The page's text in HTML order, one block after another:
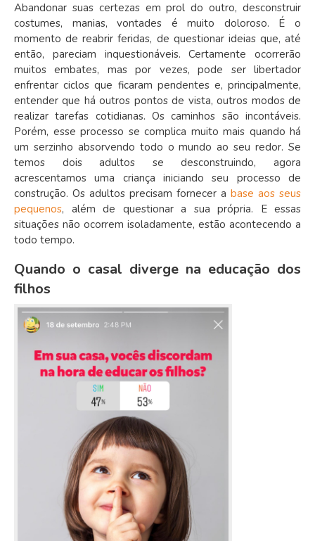
Abandonar suas certezas em prol do outro, desconstruir
costumes, manias, vontades é muito doloroso. É o
momento de reabrir feridas, de questionar ideias que, até
então, pareciam inquestionáveis. Certamente ocorrerão
muitos embates, mas por vezes, pode ser libertador
enfrentar ciclos que ficaram pendentes e, principalmente,
entender que há outros pontos de vista, outros modos de
realizar tarefas cotidianas. Os caminhos são incontáveis.
Porém, esse processo se complica muito mais quando há
um serzinho absorvendo todo o mundo ao seu redor. Se
temos dois adultos se desconstruindo, agora
acrescentamos uma criança iniciando seu processo de
construção. Os adultos precisam fornecer a base aos seus
pequenos, além de questionar a sua própria. E essas
situações não ocorrem isoladamente, estão acontecendo a
todo tempo.
Quando o casal diverge na educação dos
filhos